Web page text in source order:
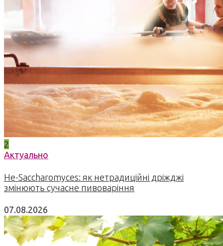
2
Актуально
Не-Saccharomyces: як нетрадиційні дріжджі
змінюють сучасне пивоваріння
07.08.2026